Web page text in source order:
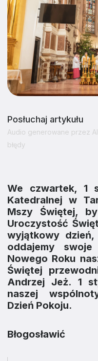
Posłuchaj artykułu
Audio generowane przez
błędy
We czwartek, 1
Katedralnej w
Mszy Świętej,
Uroczystość
wyjątkowy
oddajemy
Nowego Roku
Świętej
Andrzej Jeż. 1
naszej
Dzień Pokoju.
Błogosławić